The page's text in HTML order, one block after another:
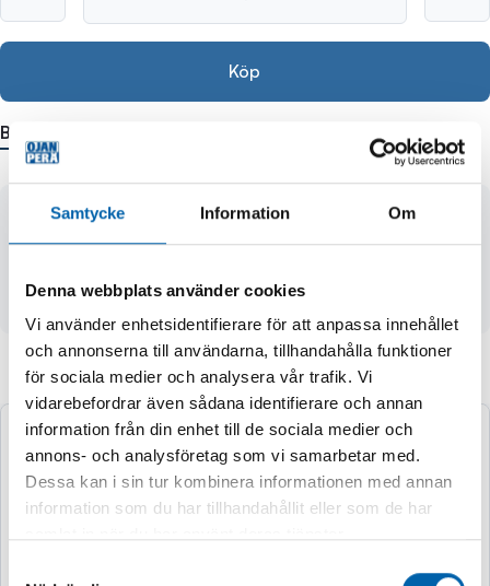
Samtycke Information Om
Denna webbplats använder cookies
Vi använder enhetsidentifierare för att anpassa innehållet
och annonserna till användarna, tillhandahålla funktioner
för sociala medier och analysera vår trafik. Vi
vidarebefordrar även sådana identifierare och annan
information från din enhet till de sociala medier och
annons- och analysföretag som vi samarbetar med.
Dessa kan i sin tur kombinera informationen med annan
information som du har tillhandahållit eller som de har
Köp
Beskrivning
- vägmarkeringsstolpens pelare
- höjd 1000 mm
- med R2-reflexfilm
Andra köpte även